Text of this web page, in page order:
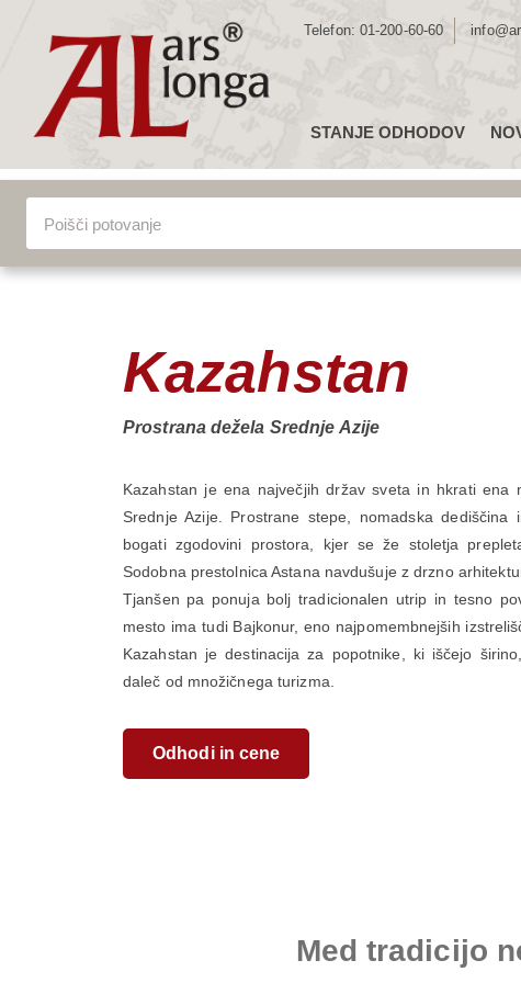
Telefon: 01-200-60-60
STANJE ODHODOV
Lokacija Vsa potovanja
VSA POTOVANJA
Kazahstan
Prostrana dežela Srednje Azije
Kazahstan je ena največjih držav sveta in hkrati ena
Srednje Azije. Prostrane stepe, nomadska
bogati zgodovini prostora, kjer se že stoletja
Sodobna prestolnica Astana navdušuje z drzno
Tjanšen pa ponuja bolj tradicionalen utrip in tesno
mesto ima tudi Bajkonur, eno najpomembnejših
Kazahstan je destinacija za popotnike, ki iščejo
daleč od množičnega turizma.
Odhodi in cene
Med tradicijo